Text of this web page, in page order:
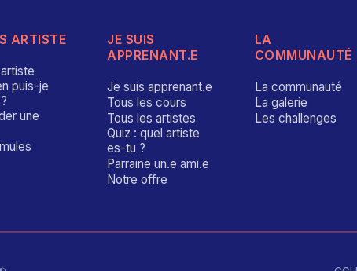
ARTISTE
puis-je
une
JE SUIS
APPRENANT.E
Je suis apprenant.e
Tous les cours
Tous les artistes
Quiz : quel artiste
es-tu ?
Parraine un.e ami.e
Notre offre
LA
COMMUNAUTÉ
La communauté
La galerie
Les challenges